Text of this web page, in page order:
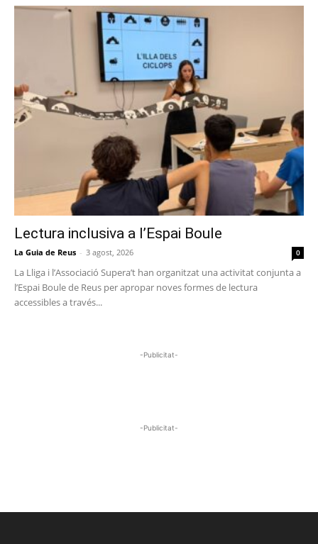
Lectura inclusiva a l’Espai Boule
La Guia de Reus - 3 agost, 2026 0
La Lliga i l’Associació Supera’t han organitzat una activitat conjunta a
l’Espai Boule de Reus per apropar noves formes de lectura
accessibles a través...
-Publicitat-
-Publicitat-